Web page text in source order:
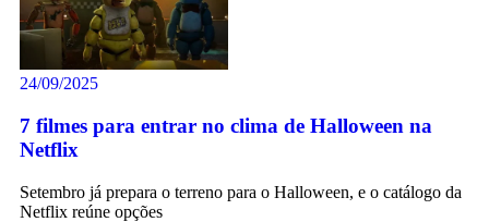
24/09/2025
7 filmes para entrar no clima de Halloween na
Netflix
Setembro já prepara o terreno para o Halloween, e o catálogo da
Netflix reúne opções